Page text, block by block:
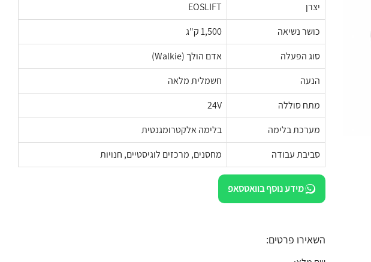
יצרן
EOSLIFT
כושר נשיאה
1,500 ק"ג
סוג הפעלה
אדם הולך (Walkie)
הנעה
חשמלית מלאה
מתח סוללה
24V
מערכת בלימה
בלימה אלקטרומגנטית
סביבת עבודה
מחסנים, מרכזים לוגיסטיים, חנויות
מידע נוסף בוואטסאפ
השאירו פרטים: